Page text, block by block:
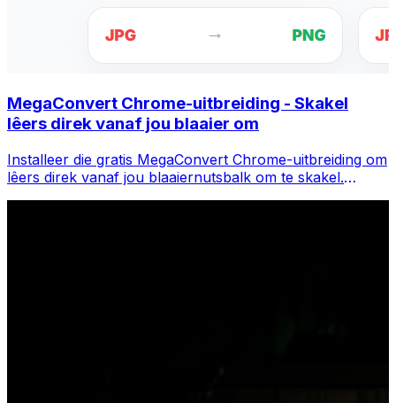
MegaConvert Chrome-uitbreiding - Skakel
lêers direk vanaf jou blaaier om
Installeer die gratis MegaConvert Chrome-uitbreiding om
lêers direk vanaf jou blaaiernutsbalk om te skakel.